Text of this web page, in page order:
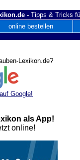
- Tipps & Tricks
online bestellen
Lexikon.de?
Google!
als App!
online!